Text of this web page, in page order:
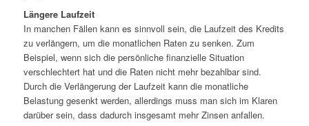
Längere Laufzeit
In manchen Fällen kann es sinnvoll sein, die Laufzeit des Kredits
zu verlängern, um die monatlichen Raten zu senken. Zum
Beispiel, wenn sich die persönliche finanzielle Situation
verschlechtert hat und die Raten nicht mehr bezahlbar sind.
Durch die Verlängerung der Laufzeit kann die monatliche
Belastung gesenkt werden, allerdings muss man sich im Klaren
darüber sein, dass dadurch insgesamt mehr Zinsen anfallen.